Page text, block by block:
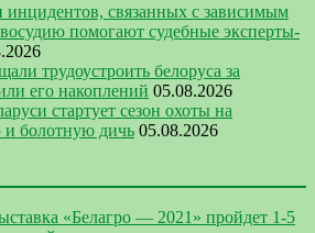
инцидентов, связанных с зависимым
помогают судебные эксперты-
трудоустроить белоруса за
его накоплений 05.08.2026
стартует сезон охоты на
болотную дичь 05.08.2026
«Белагро — 2021» пройдет 1-5